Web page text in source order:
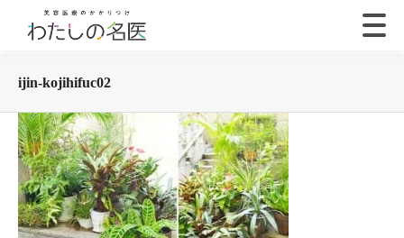
ijin-kojihifuc02